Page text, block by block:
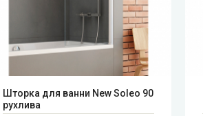
Шторка для ванни New Soleo 90
рухлива